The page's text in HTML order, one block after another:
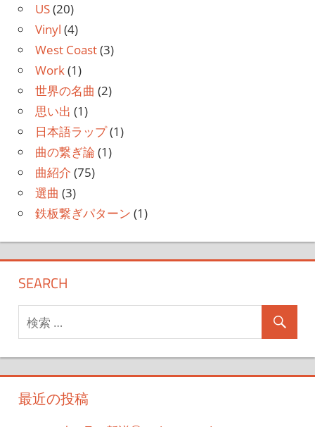
US(20)
Vinyl (4)
West Coast(3)
Work(1)
世界の名曲 (2)
思い出 (1)
日本語ラップ(1)
曲の繋ぎ論 (1)
曲紹介 (75)
選曲 (3)
鉄板繋ぎパターン (1)
SEARCH
最近の投稿